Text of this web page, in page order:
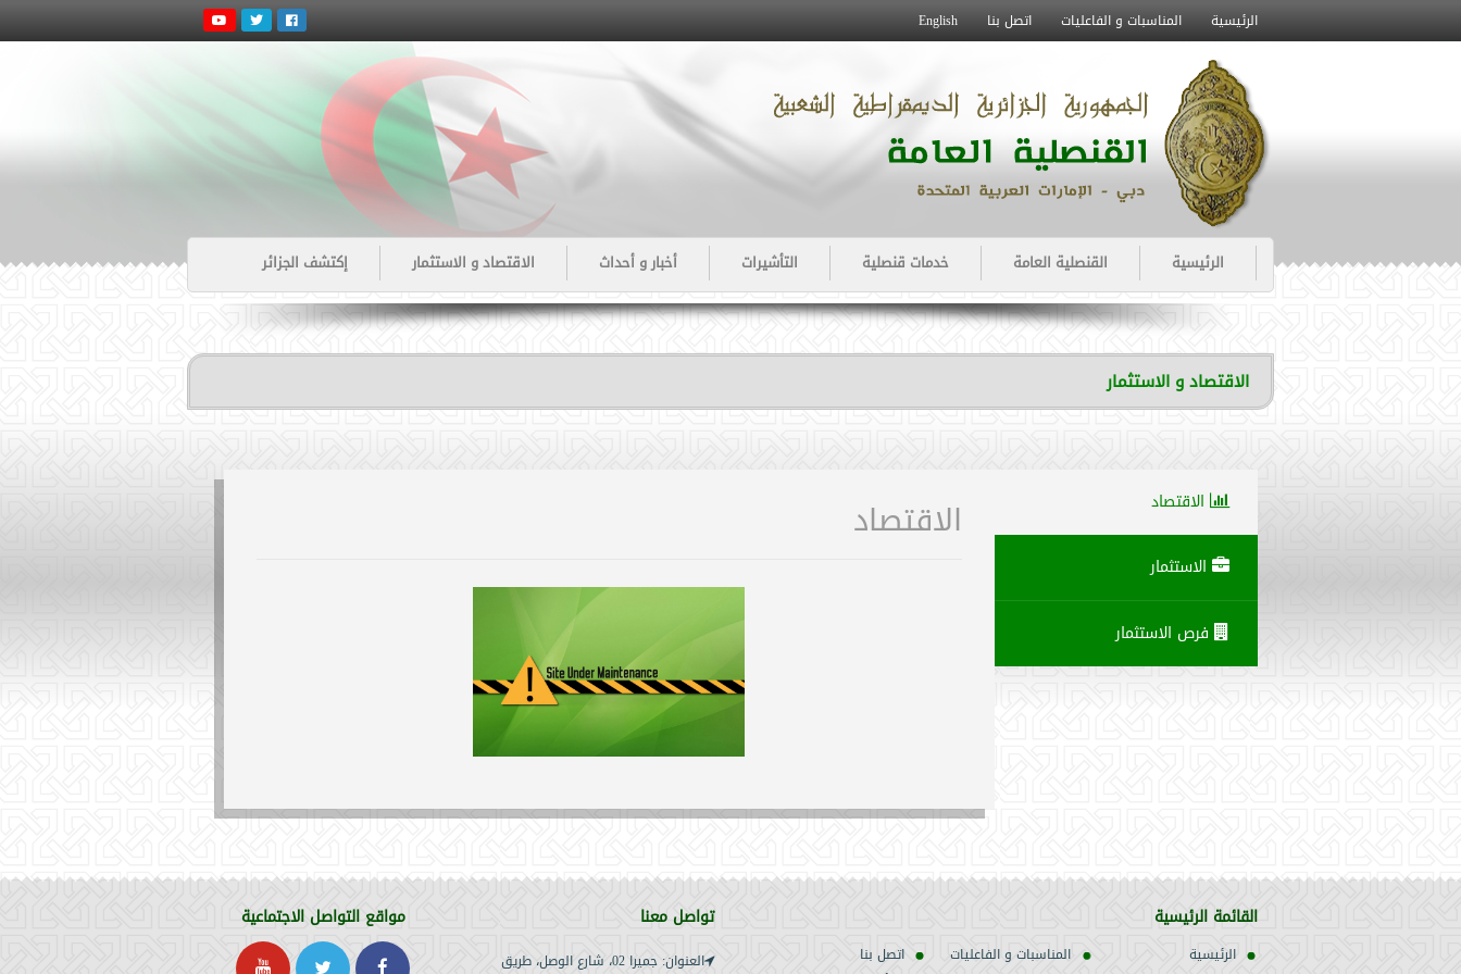
الرئيسية المناسبات و الفاعليات اتصل بنا English
الرئيسية القنصلية العامة خدمات قنصلية التأشيرات أخبار و أحداث الاقتصاد و الاستثمار إكتشف الجزائر
الاقتصاد و الاستثمار
الاقتصاد
الاستثمار
فرص الاستثمار
الاقتصاد
القائمة الرئيسية
الرئيسية المناسبات و الفاعليات
اتصل بنا
تواصل معنا
العنوان: جميرا 02، شارع الوصل، طريق
مواقع التواصل الاجتماعية